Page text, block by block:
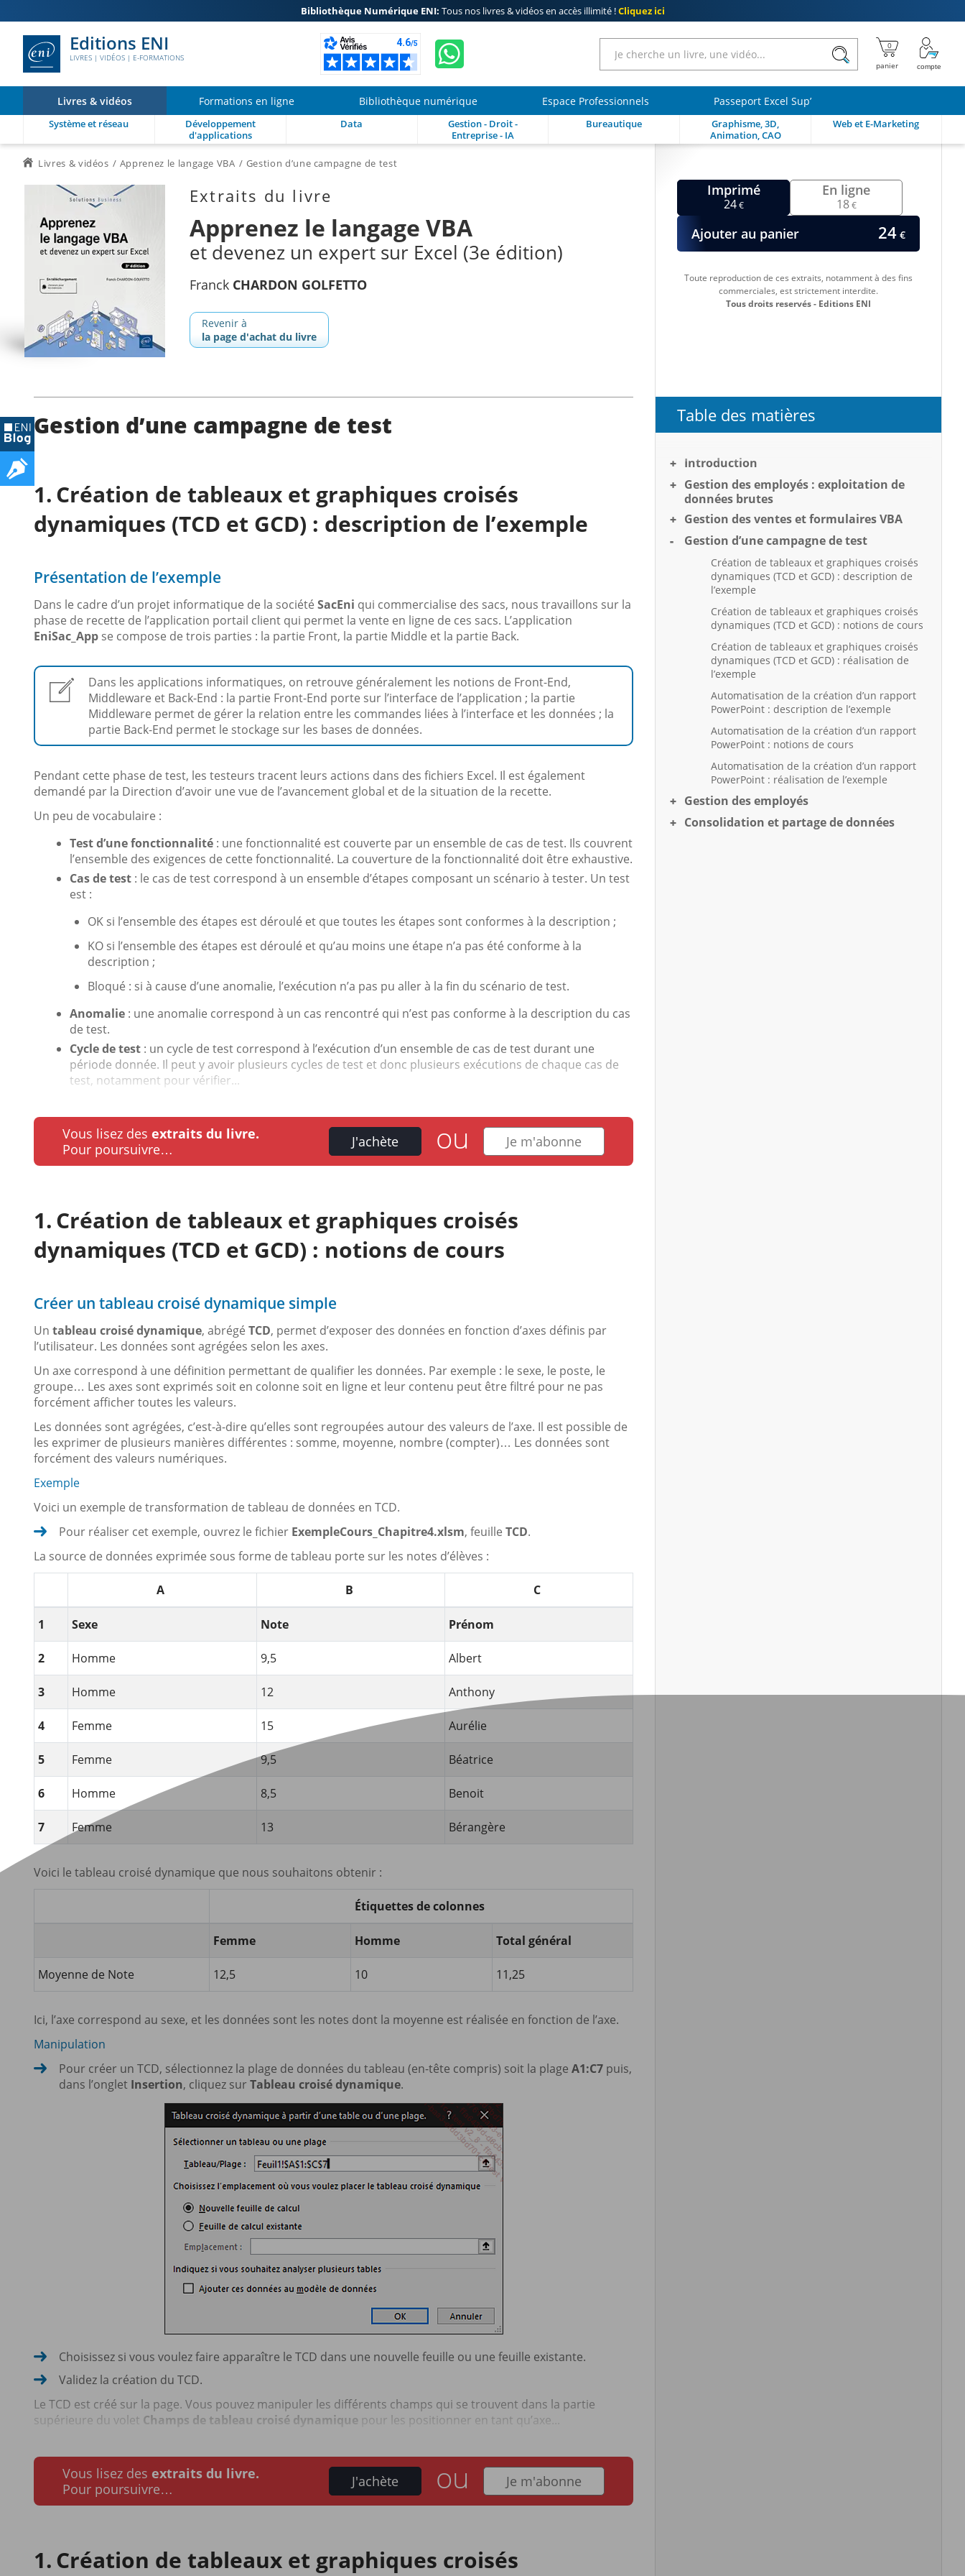
Bibliothèque Numérique ENI: Tous nos livres & vidéos en accès illimité !Cliquez ici
Editions ENI
LIVRES | VIDÉOS | E-FORMATIONS
Livres & vidéos Formations en ligne Bibliothèque numérique Espace Professionnels Passeport Excel Sup’
Système et réseau
Développement
d'applications
Data
Gestion - Droit -
Entreprise - IA
Bureautique
Graphisme, 3D,
Animation, CAO
Web et E-Marketing
Livres & vidéos Apprenez le langage VBA Gestion d’une campagne de test
Extraits du livre
Apprenez le langage VBA
et devenez un expert sur Excel (3e édition)
Franck CHARDON GOLFETTO
Revenir à
la page d'achat du livre
Imprimé
24€
En ligne
18€
Ajouter au panier 24 €
Toute reproduction de ces extraits, notamment à des fins
commerciales, est strictement interdite.
Tous droits reservés - Editions ENI
Gestion d’une campagne de test
Création de tableaux et graphiques croisés
dynamiques (TCD et GCD) : description de l’exemple
Présentation de l’exemple
Dans le cadre d’un projet informatique de la société SacEni qui commercialise des sacs, nous travaillons sur la
phase de recette de l’application portail client qui permet la vente en ligne de ces sacs. L’application
EniSac_App se compose de trois parties : la partie Front, la partie Middle et la partie Back.
Dans les applications informatiques, on retrouve généralement les notions de Front-End,
Middleware et Back-End : la partie Front-End porte sur l’interface de l’application ; la partie
Middleware permet de gérer la relation entre les commandes liées à l’interface et les données ; la
partie Back-End permet le stockage sur les bases de données.
Pendant cette phase de test, les testeurs tracent leurs actions dans des fichiers Excel. Il est également
demandé par la Direction d’avoir une vue de l’avancement global et de la situation de la recette.
Un peu de vocabulaire :
Test d’une fonctionnalité : une fonctionnalité est couverte par un ensemble de cas de test. Ils couvrent
l’ensemble des exigences de cette fonctionnalité. La couverture de la fonctionnalité doit être exhaustive.
Cas de test : le cas de test correspond à un ensemble d’étapes composant un scénario à tester. Un test
est :
OK si l’ensemble des étapes est déroulé et que toutes les étapes sont conformes à la description ;
KO si l’ensemble des étapes est déroulé et qu’au moins une étape n’a pas été conforme à la
description ;
Bloqué : si à cause d’une anomalie, l’exécution n’a pas pu aller à la fin du scénario de test.
Anomalie : une anomalie correspond à un cas rencontré qui n’est pas conforme à la description du cas
de test.
Cycle de test : un cycle de test correspond à l’exécution d’un ensemble de cas de test durant une
période donnée. Il peut y avoir plusieurs cycles de test et donc plusieurs exécutions de chaque cas de
test, notamment pour vérifier...
Vous lisez des extraits du livre.
Pour poursuivre…
J'achète ou Je m'abonne
Création de tableaux et graphiques croisés
dynamiques (TCD et GCD) : notions de cours
Créer un tableau croisé dynamique simple
Un tableau croisé dynamique, abrégé TCD, permet d’exposer des données en fonction d’axes définis par
l’utilisateur. Les données sont agrégées selon les axes.
Un axe correspond à une définition permettant de qualifier les données. Par exemple : le sexe, le poste, le
groupe… Les axes sont exprimés soit en colonne soit en ligne et leur contenu peut être filtré pour ne pas
forcément afficher toutes les valeurs.
Les données sont agrégées, c’est-à-dire qu’elles sont regroupées autour des valeurs de l’axe. Il est possible de
les exprimer de plusieurs manières différentes : somme, moyenne, nombre (compter)… Les données sont
forcément des valeurs numériques.
Exemple
Voici un exemple de transformation de tableau de données en TCD.
Pour réaliser cet exemple, ouvrez le fichier ExempleCours_Chapitre4.xlsm, feuille TCD.
La source de données exprimée sous forme de tableau porte sur les notes d’élèves :
A B C
1 Sexe Note Prénom
2 Homme 9,5 Albert
3 Homme 12 Anthony
4 Femme 15 Aurélie
5 Femme 9,5 Béatrice
6 Homme 8,5 Benoit
7 Femme 13 Bérangère
Voici le tableau croisé dynamique que nous souhaitons obtenir :
Étiquettes de colonnes
Femme Homme Total général
Moyenne de Note 12,5 10 11,25
Ici, l’axe correspond au sexe, et les données sont les notes dont la moyenne est réalisée en fonction de l’axe.
Manipulation
Pour créer un TCD, sélectionnez la plage de données du tableau (en-tête compris) soit la plage A1:C7 puis,
dans l’onglet Insertion, cliquez sur Tableau croisé dynamique.
Choisissez si vous voulez faire apparaître le TCD dans une nouvelle feuille ou une feuille existante.
Validez la création du TCD.
Le TCD est créé sur la page. Vous pouvez manipuler les différents champs qui se trouvent dans la partie
supérieure du volet Champs de tableau croisé dynamique pour les positionner en tant qu’axe...
Vous lisez des extraits du livre.
Pour poursuivre…
J'achète ou Je m'abonne
Création de tableaux et graphiques croisés
Table des matières
Introduction
Gestion des employés : exploitation de
données brutes
Gestion des ventes et formulaires VBA
Gestion d’une campagne de test
Création de tableaux et graphiques croisés
dynamiques (TCD et GCD) : description de
l’exemple
Création de tableaux et graphiques croisés
dynamiques (TCD et GCD) : notions de cours
Création de tableaux et graphiques croisés
dynamiques (TCD et GCD) : réalisation de
l’exemple
Automatisation de la création d’un rapport
PowerPoint : description de l’exemple
Automatisation de la création d’un rapport
PowerPoint : notions de cours
Automatisation de la création d’un rapport
PowerPoint : réalisation de l’exemple
Gestion des employés
Consolidation et partage de données